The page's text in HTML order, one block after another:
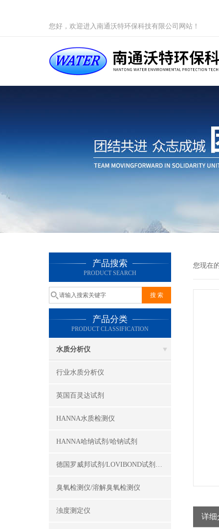
您好，欢迎进入南通沃特环保科技有限公司网站！
产品搜索
PRODUCT SEARCH
产品分类
PRODUCT CLASSIFICATION
水质分析仪
行业水质分析仪
英国百灵达试剂
HANNA水质检测仪
HANNA哈纳试剂/哈钠试剂
德国罗威邦试剂/LOVIBOND试剂/罗威邦试剂
臭氧检测仪/溶解臭氧检测仪
浊度测定仪
您现在
详细